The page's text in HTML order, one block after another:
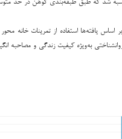
بر اساس یافته‌ها استفاده از تمرینات خانه
به‌ویژه کیفیت زندگی و مصاحبه